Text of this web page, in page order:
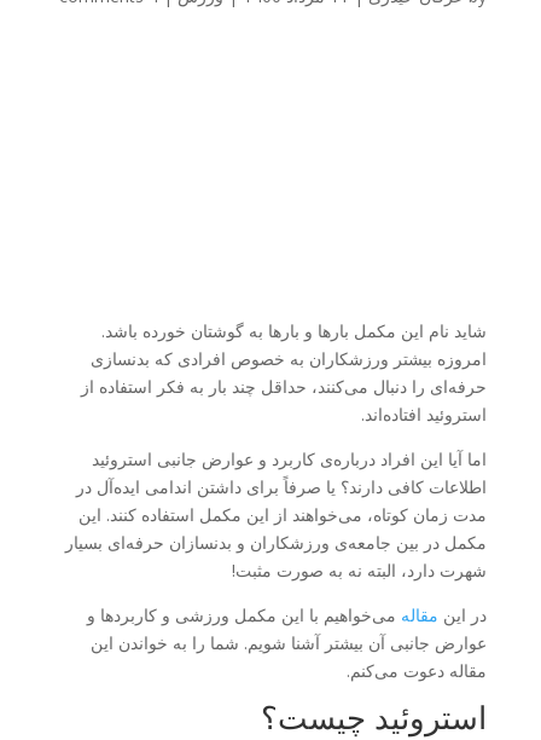
شاید نام این مکمل بارها و بارها به گوشتان خورده باشد.
امروزه بیشتر ورزشکاران به خصوص افرادی که بدنسازی
حرفه‌ای را دنبال می‌کنند، حداقل چند بار به فکر استفاده از
استروئید افتاده‌اند.
اما آیا این افراد درباره‌ی کاربرد و عوارض جانبی استروئید
اطلاعات کافی دارند؟ یا صرفاً برای داشتن اندامی ایده‌‌آل در
مدت زمان کوتاه، می‌خواهند از این مکمل استفاده کنند. این
مکمل در بین جامعه‌ی ورزشکاران و بدنسازان حرفه‌ای بسیار
شهرت دارد، البته نه به صورت مثبت!
در این مقاله می‌خواهیم با این مکمل ورزشی و کاربردها و
عوارض جانبی آن بیشتر آشنا شویم. شما را به خواندن این
مقاله دعوت می‌کنم.
استروئید چیست؟